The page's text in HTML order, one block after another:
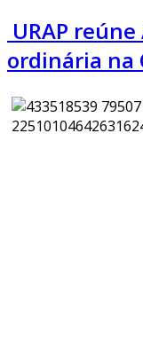
URAP
ordinária na